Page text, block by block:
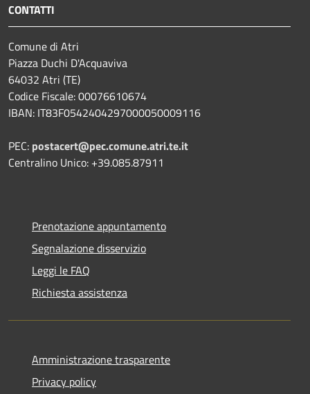
CONTATTI
Comune di Atri
Piazza Duchi D'Acquaviva
64032 Atri (TE)
Codice Fiscale: 00076610674
IBAN: IT83F0542404297000050009116
PEC: postacert@pec.comune.atri.te.it
Centralino Unico: +39.085.87911
Prenotazione appuntamento
Segnalazione disservizio
Leggi le FAQ
Richiesta assistenza
Amministrazione trasparente
Privacy policy